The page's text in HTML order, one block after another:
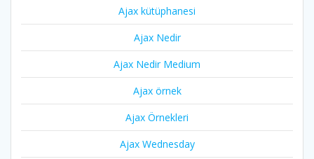
Ajax kütüphanesi
Ajax Nedir
Ajax Nedir Medium
Ajax örnek
Ajax Örnekleri
Ajax Wednesday